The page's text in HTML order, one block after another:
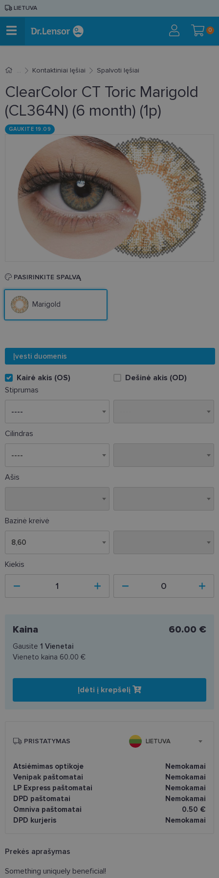
LIETUVA
0
Kontaktiniai lęšiai Spalvoti lęšiai
ClearColor CT Toric Marigold
(CL364N) (6 month) (1p)
GAUKITE 19.09
Prekės aprašymas
Something uniquely beneficial!
PASIRINKITE SPALVĄ
Marigold
Įvesti duomenis
Kairė akis (OS)
Dešinė akis (OD)
Stiprumas
Cilindras
----
Ašis
Bazinė kreivė
8,60
Kiekis
Kaina 60.00 €
Gausite 1 Vienetai
Vieneto kaina 60.00 €
Įdėti į krepšelį
PRISTATYMAS LIETUVA
Atsiėmimas optikoje
Nemokamai
Venipak paštomatai
Nemokamai
LP Express paštomatai
Nemokamai
DPD paštomatai
Nemokamai
Omniva paštomatai
0.50 €
DPD kurjeris
Nemokamai